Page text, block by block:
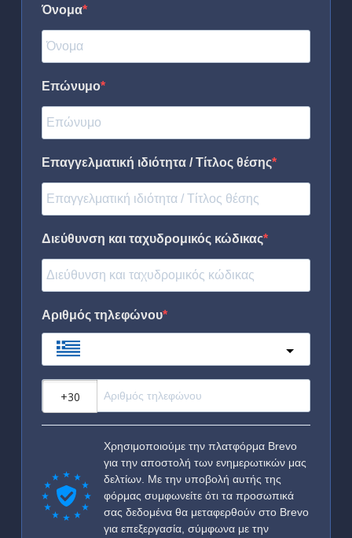
Όνομα
Επώνυμο
Επαγγελματική ιδιότητα / Τίτλος θέσης
Διεύθυνση και ταχυδρομικός κώδικας
Αριθμός τηλεφώνου
Χρησιμοποιούμε την πλατφόρμα Brevo
για την αποστολή των ενημερωτικών μας
δελτίων. Με την υποβολή αυτής της
φόρμας συμφωνείτε ότι τα προσωπικά
σας δεδομένα θα μεταφερθούν στο Brevo
για επεξεργασία, σύμφωνα με την